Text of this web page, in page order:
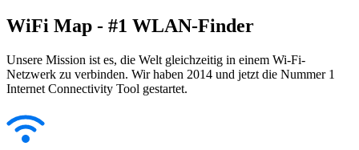
WiFi Map - #1 WLAN-Finder
Unsere Mission ist es, die Welt gleichzeitig in einem Wi-Fi-
Netzwerk zu verbinden. Wir haben 2014 und jetzt die Nummer 1
Internet Connectivity Tool gestartet.